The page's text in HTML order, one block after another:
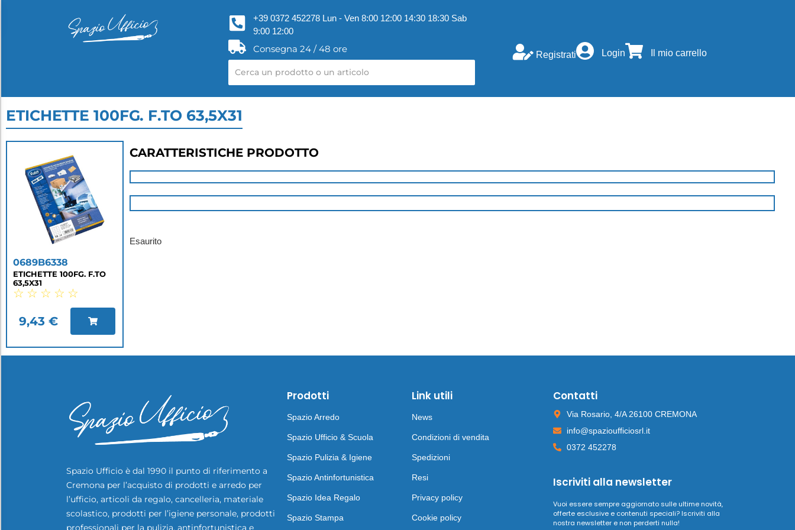
+39 0372 452278 Lun - Ven 8:00 12:00 14:30 18:30 Sab
9:00 12:00
Consegna 24 / 48 ore
Registrati Login Il mio carrello
ETICHETTE 100FG. F.TO 63,5X31
0689B6338
ETICHETTE 100FG. F.TO
63,5X31
☆ ☆ ☆ ☆ ☆
9,43 €
CARATTERISTICHE PRODOTTO
Esaurito
Spazio Ufficio è dal 1990 il punto di riferimento a
Cremona per l’acquisto di prodotti e arredo per
l’ufficio, articoli da regalo, cancelleria, materiale
scolastico, prodotti per l’igiene personale, prodotti
professionali per la pulizia, antinfortunistica e
Prodotti
Spazio Arredo
Spazio Ufficio & Scuola
Spazio Pulizia & Igiene
Spazio Antinfortunistica
Spazio Idea Regalo
Spazio Stampa
Link utili
News
Condizioni di vendita
Spedizioni
Resi
Privacy policy
Cookie policy
Contatti
Via Rosario, 4/A 26100 CREMONA
info@spazioufficiosrl.it
0372 452278
Iscriviti alla newsletter
Vuoi essere sempre aggiornato sulle ultime novità,
offerte esclusive e contenuti speciali? Iscriviti alla
nostra newsletter e non perderti nulla!